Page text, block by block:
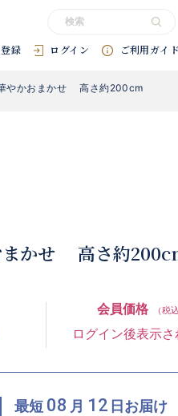
録 ログイン ご利用ガイド
#花束 #プリザーブドフラワー
やかおまかせ 高さ約200cm
まかせ 高さ約
会員価格 （税
ログイン後表示
最短 08 月 12 日 お届け